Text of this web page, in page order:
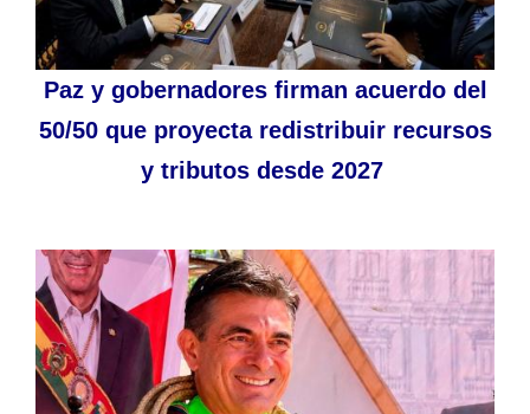
Paz y gobernadores firman acuerdo del
50/50 que proyecta redistribuir recursos
y tributos desde 2027